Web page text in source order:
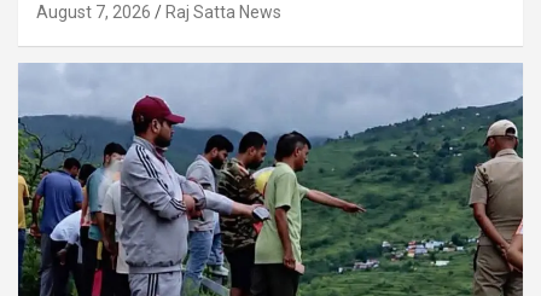
August 7, 2026 Raj Satta News